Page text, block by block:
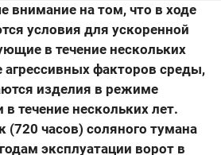
внимание на том, что в ходе
условия для ускоренной
в течение нескольких
агрессивных факторов среды,
изделия в режиме
течение нескольких лет.
(720 часов) соляного тумана
эксплуатации ворот в